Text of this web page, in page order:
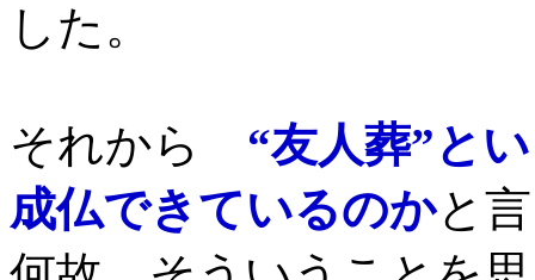
した。
それから “友人葬”と
成仏できているのかと